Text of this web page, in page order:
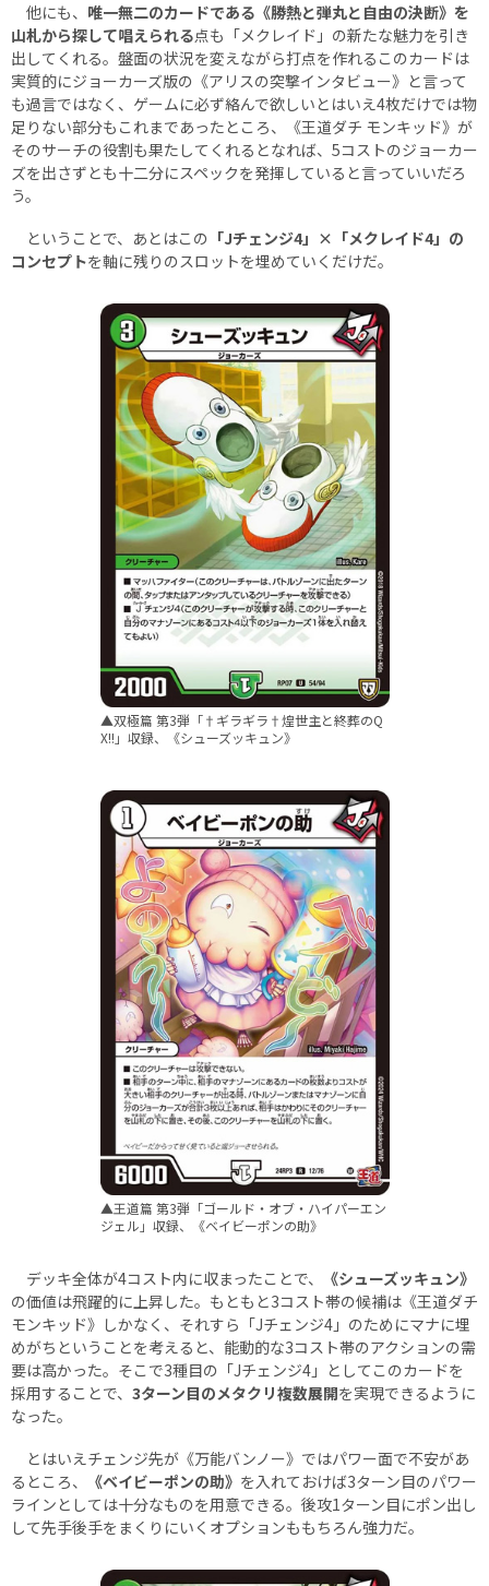
他にも、 唯一無二のカードである《勝熱と弾丸と自由の決断》を
山札から探して唱えられる点も「メクレイド」の新たな魅力を引き
出してくれる。盤面の状況を変えながら打点を作れるこのカードは
実質的にジョーカーズ版の《アリスの突撃インタビュー》と言って
も過言ではなく、ゲームに必ず絡んで欲しいとはいえ4枚だけでは物
足りない部分もこれまであったところ、《王道ダチ モンキッド》が
そのサーチの役割も果たしてくれるとなれば、5コストのジョーカー
ズを出さずとも十二分にスペックを発揮していると言っていいだろ
う。
ということで、あとはこの 「Jチェンジ4」×「メクレイド4」の
コンセプトを軸に残りのスロットを埋めていくだけだ。
▲双極篇 第3弾「†ギラギラ†煌世主と終葬のQ
X!!」収録、《シューズッキュン》
▲王道篇 第3弾「ゴールド・オブ・ハイパーエン
ジェル」収録、《ベイビーポンの助》
デッキ全体が4コスト内に収まったことで、
《シューズッキュン》
の価値は飛躍的に上昇した。もともと3コスト帯の候補は《王道ダチ
モンキッド》しかなく、それすら「Jチェンジ4」のためにマナに埋
めがちということを考えると、能動的な3コスト帯のアクションの需
要は高かった。そこで3種目の「Jチェンジ4」としてこのカードを
採用することで、 3ターン目のメタクリ複数展開を実現できるように
なった。
とはいえチェンジ先が《万能バンノー》ではパワー面で不安があ
るところ、
《ベイビーポンの助》 を入れておけば3ターン目のパワー
ラインとしては十分なものを用意できる。後攻1ターン目にポン出し
して先手後手をまくりにいくオプションももちろん強力だ。